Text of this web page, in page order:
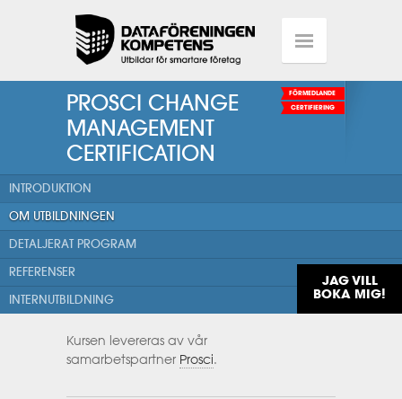
PROSCI CHANGE
MANAGEMENT
CERTIFICATION
FÖRMEDLANDE
CERTIFIERING
INTRODUKTION
OM UTBILDNINGEN
DETALJERAT PROGRAM
REFERENSER
INTERNUTBILDNING
JAG VILL
BOKA MIG!
Kursen levereras av vår
samarbetspartner Prosci.